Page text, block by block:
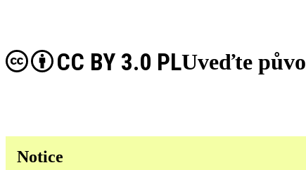
Uveďte
CC BY 3.0 PL
Notice